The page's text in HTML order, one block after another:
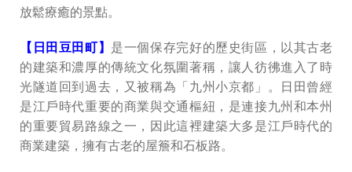
放鬆療癒的景點。
【日田豆田町】 是一個保存完好的歷史街區，以其古老
的建築和濃厚的傳統文化氛圍著稱，讓人彷彿進入了時
光隧道回到過去，又被稱為「九州小京都」。日田曾經
是江戶時代重要的商業與交通樞紐，是連接九州和本州
的重要貿易路線之一，因此這裡建築大多是江戶時代的
商業建築，擁有古老的屋簷和石板路。